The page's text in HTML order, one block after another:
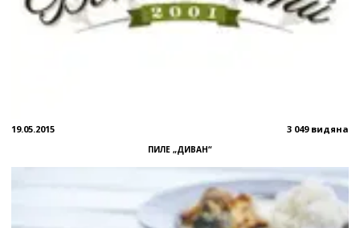
19.05.2015 3 049 видяна
ПИЛЕ „ДИВАН“